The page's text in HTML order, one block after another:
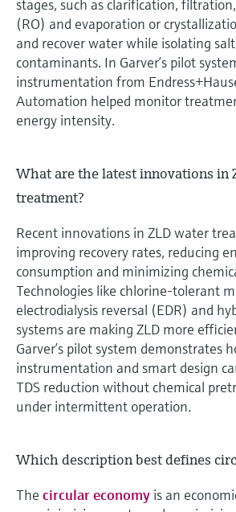
stages, such as clarification,
(RO) and evaporation or
and recover water while isolating
contaminants. In Garver’s pilot
instrumentation from
Automation helped monitor
energy intensity.
What are the latest innovations in
treatment?
Recent innovations in ZLD water
improving recovery rates, reducing
consumption and minimizing
Technologies like chlorine-tolerant
electrodialysis reversal (EDR) and
systems are making ZLD more
Garver’s pilot system demonstrates
instrumentation and smart design
TDS reduction without chemical
under intermittent operation.
Which description best defines
The circular economy is an